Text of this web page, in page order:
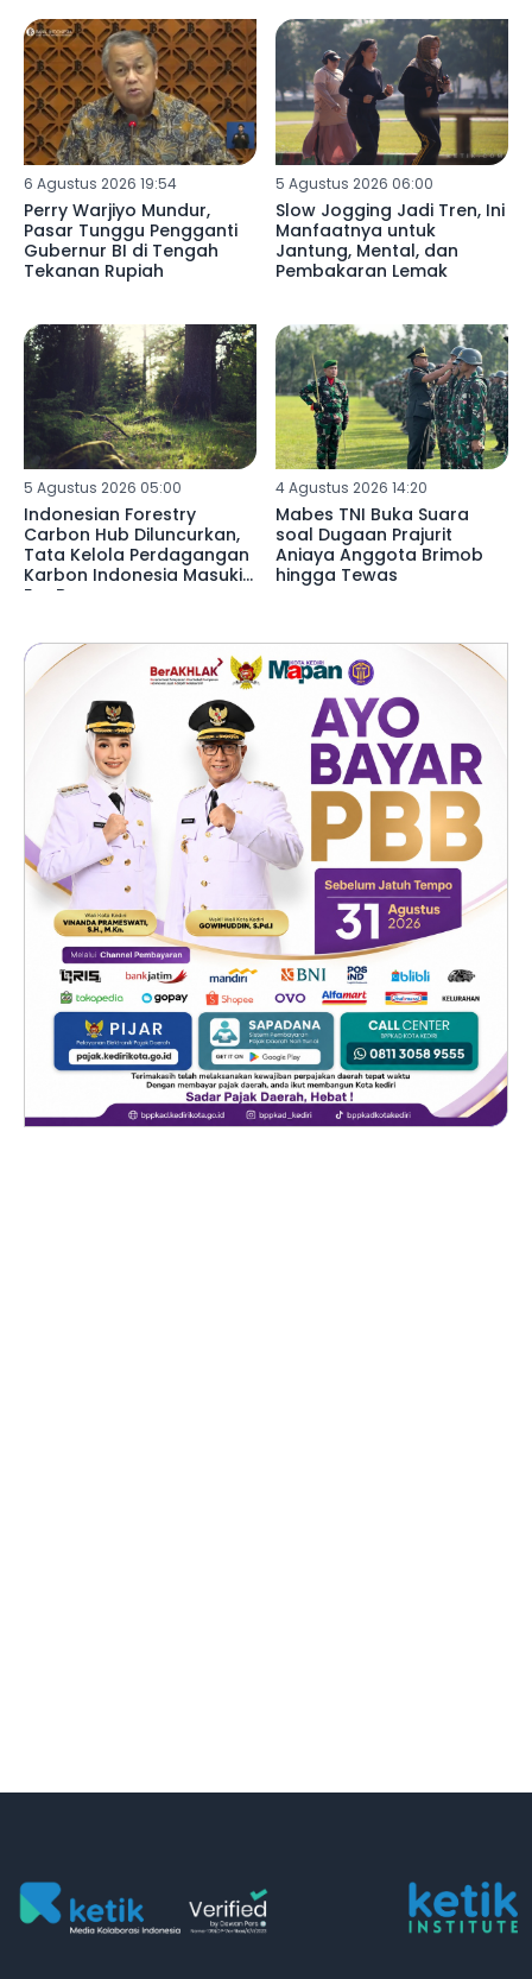
6 Agustus 2026 19:54
Perry Warjiyo Mundur,
Pasar Tunggu Pengganti
Gubernur BI di Tengah
Tekanan Rupiah
5 Agustus 2026 06:00
Slow Jogging Jadi Tren, Ini
Manfaatnya untuk
Jantung, Mental, dan
Pembakaran Lemak
5 Agustus 2026 05:00
Indonesian Forestry
Carbon Hub Diluncurkan,
Tata Kelola Perdagangan
Karbon Indonesia Masuki
Era Baru
4 Agustus 2026 14:20
Mabes TNI Buka Suara
soal Dugaan Prajurit
Aniaya Anggota Brimob
hingga Tewas